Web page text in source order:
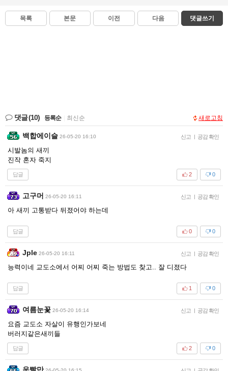
목록 본문 이전 다음 댓글쓰기
댓글(10) 등록순 최신순 새로고침
백합에이슬 26-05-20 16:10 신고 | 공감 확인
시발놈의 새끼
진작 혼자 죽지
답글 0
2
고구머 26-05-20 16:11 신고 | 공감 확인
아 새끼 고통받다 뒤졌어야 하는데
답글 0
0
Jple 26-05-20 16:11 신고 | 공감 확인
능력이네 교도소에서 어찌 어찌 죽는 방법도 찾고.. 잘 디졌다
답글 0
1
여름눈꽃 26-05-20 16:14 신고 | 공감 확인
요즘 교도소 자살이 유행인가보네
버러지같은새끼들
답글 0
2